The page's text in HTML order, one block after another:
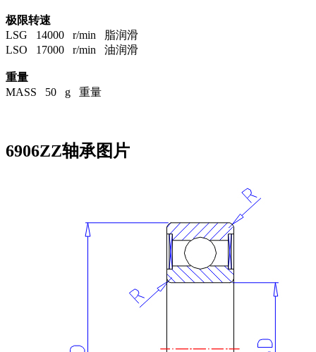
极限转速
LSG 14000 r/min 脂润滑
LSO 17000 r/min 油润滑
重量
MASS 50 g 重量
6906ZZ轴承图片